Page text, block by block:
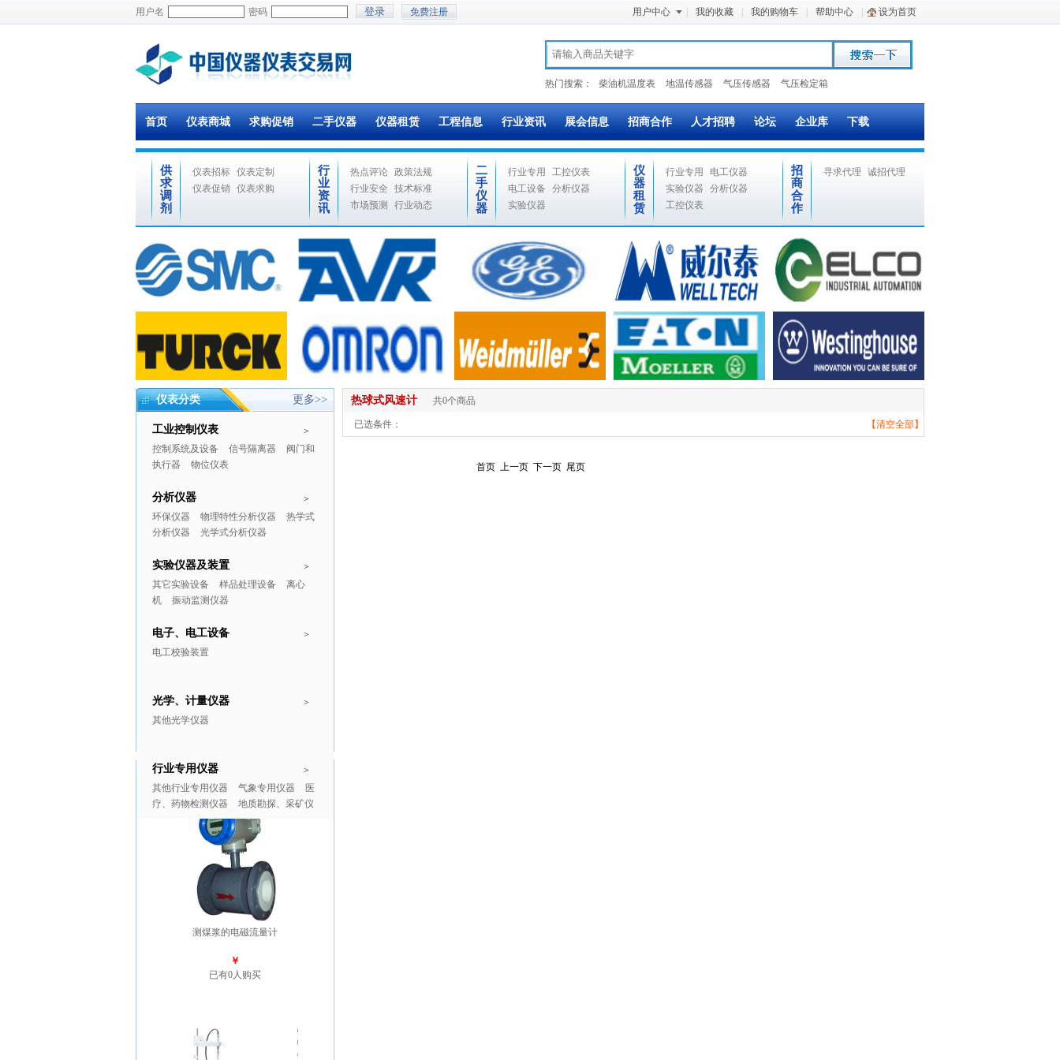
用户名 密码 免费注册 用户中心 我的收藏 我的购物车 帮助中心 设为首页
热门搜索： 柴油机温度表 地温传感器 气压传感器 气压检定箱
首页 仪表商城 求购促销 二手仪器 仪器租赁 工程信息 行业资讯 展会信息 招商合作 人才招聘 论坛 企业库 下载
供
求
调
剂
仪表招标 仪表定制
仪表促销
仪表求购
行
业
资
讯
热点评论 政策法规
行业安全
技术标准
市场预测
行业动态
二
手
仪
器
行业专用
工控仪表
电工设备
分析仪器
实验仪器
仪
器
租
赁
行业专用
电工仪器
实验仪器
分析仪器
工控仪表
招
商
合
作
寻求代理 诚招代理
仪表分类 更多>>
>
工业控制仪表
控制系统及设备 信号隔离器
阀门和
执行器
物位仪表
>
分析仪器
环保仪器 物理特性分析仪器
热学式
分析仪器
光学式分析仪器
>
实验仪器及装置
其它实验设备 样品处理设备
离心
机
振动监测仪器
>
电子、电工设备
电工校验装置
>
光学、计量仪器
其他光学仪器
>
行业专用仪器
其他行业专用仪器 气象专用仪器
医
疗、药物检测仪器
地质勘探、采矿仪
推广商品 更多>>
测煤浆的电磁流量计
￥
已有0人购买
热球式风速计 共0个商品
【清空全部】
已选条件：
首页 上一页 下一页 尾页